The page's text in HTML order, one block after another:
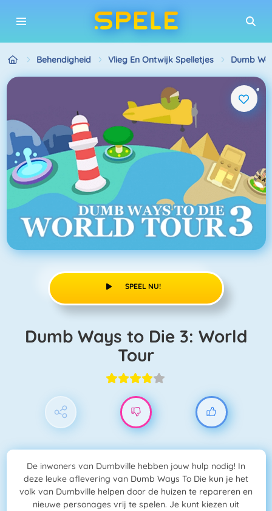
Behendigheid Vlieg En Ontwijk Spelletjes Dumb
SPEEL NU!
Dumb Ways to Die 3: World
Tour
De inwoners van Dumbville hebben jouw hulp nodig! In
deze leuke aflevering van Dumb Ways To Die kun je het
volk van Dumbville helpen door de huizen te repareren en
nieuwe personages vrij te spelen. Je kunt kiezen uit